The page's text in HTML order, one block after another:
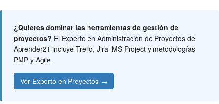
¿Quieres dominar las herramientas de gestión de
proyectos? El Experto en Administración de Proyectos de
Aprender21 incluye Trello, Jira, MS Project y metodologías
PMP y Agile.
Ver Experto en Proyectos →